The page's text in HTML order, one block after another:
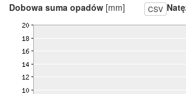
Dobowa suma opadów [mm] CSV